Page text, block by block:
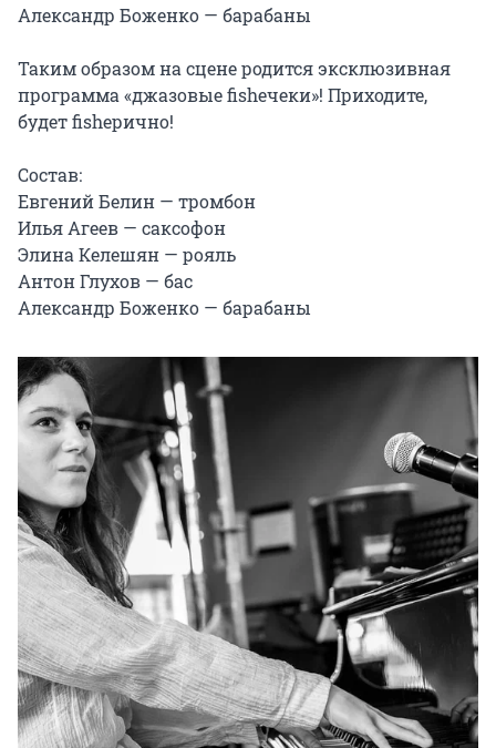
Александр Боженко — барабаны
Таким образом на сцене родится эксклюзивная
программа «джазовые fisheчеки»! Приходите,
будет fisheрично!
Состав:
Евгений Белин — тромбон
Илья Агеев — саксофон
Элина Келешян — рояль
Антон Глухов — бас
Александр Боженко — барабаны